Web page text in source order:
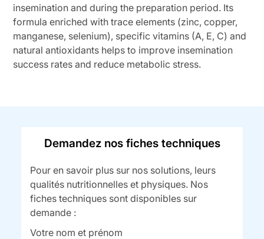
insemination and during the preparation period. Its
formula enriched with trace elements (zinc, copper,
manganese, selenium), specific vitamins (A, E, C) and
natural antioxidants helps to improve insemination
success rates and reduce metabolic stress.
Demandez nos fiches techniques
Pour en savoir plus sur nos solutions, leurs
qualités nutritionnelles et physiques. Nos
fiches techniques sont disponibles sur
demande :
Votre nom et prénom